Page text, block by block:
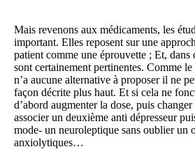
Mais revenons aux médicaments, les
important. Elles reposent sur une
patient comme une éprouvette ; Et, dans
sont certainement pertinentes. Comme
n’a aucune alternative à proposer il ne
façon décrite plus haut. Et si cela ne
d’abord augmenter la dose, puis
associer un deuxième anti dépresseur
mode- un neuroleptique sans oublier un
anxiolytiques…